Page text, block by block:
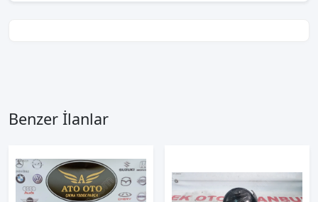
Benzer İlanlar